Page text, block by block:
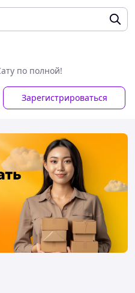
по полной!
Зарегистрироваться